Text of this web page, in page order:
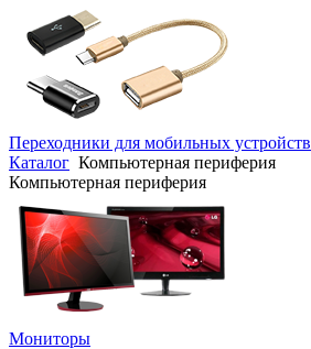
Переходники для мобильных устройств
Каталог Компьютерная периферия
Компьютерная периферия
Мониторы